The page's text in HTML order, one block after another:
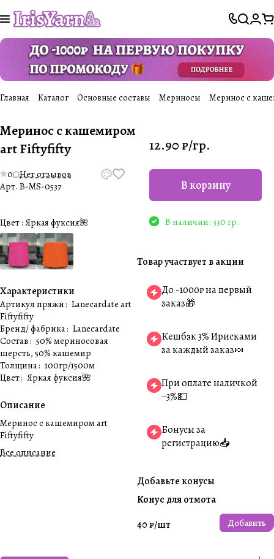
Главная Каталог Основные составы Мериносы Меринос с
Меринос с кашемиром
art Fiftyfifty
0 Нет отзывов
Арт. B-MS-0537
Цвет : Яркая фуксия🌺
Характеристики
Артикул пряжи: Lanecardate art
Fiftyfifty
Бренд/ фабрика: Lanecardate
Состав: 50% мериносовая
шерсть, 50% кашемир
Толщина: 100гр/1500м
Цвет: Яркая фуксия🌺
Описание
Меринос с кашемиром art
Fiftyfifty
Все описание
12.90 ₽/гр.
В корзину
В наличии: 330 гр.
Товар участвует в акции
До -1000₽ на первый
заказ🎁
Кешбэк 3% Ирисками
за каждый заказ🍬
При оплате наличкой
−3%💵
Бонусы за
регистрацию📥
Добавьте конусы
Конус для отмота
40 ₽/шт Добавить